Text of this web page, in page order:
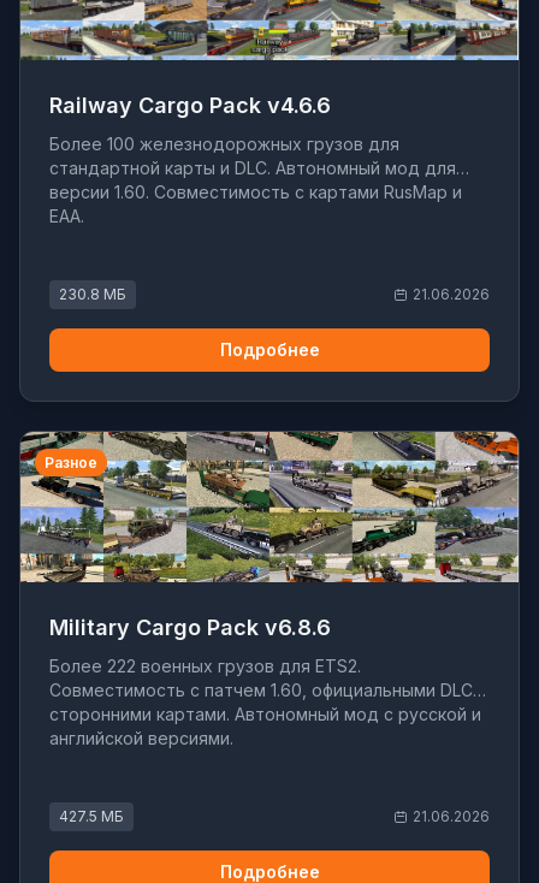
Railway Cargo Pack v4.6.6
Более 100 железнодорожных грузов для
стандартной карты и DLC. Автономный мод для
версии 1.60. Совместимость с картами RusMap и
EAA.
230.8 МБ 21.06.2026
Подробнее
Разное
Military Cargo Pack v6.8.6
Более 222 военных грузов для ETS2.
Совместимость с патчем 1.60, официальными DLC и
сторонними картами. Автономный мод с русской и
английской версиями.
427.5 МБ 21.06.2026
Подробнее